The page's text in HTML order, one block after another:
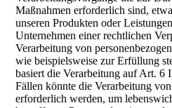
Maßnahmen erforderlich sind,
unseren Produkten oder
Unternehmen einer rechtlichen
Verarbeitung von
wie beispielsweise zur Erfüllung
basiert die Verarbeitung auf Art.
Fällen könnte die Verarbeitung
erforderlich werden, um